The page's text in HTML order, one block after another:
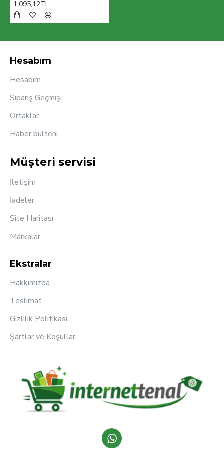
1.095,12TL
Hesabım
Hesabım
Sipariş Geçmişi
Ortaklar
Haber bülteni
Müşteri servisi
İletişim
İadeler
Site Haritası
Markalar
Ekstralar
Hakkımızda
Teslimat
Gizlilik Politikası
Şartlar ve Koşullar